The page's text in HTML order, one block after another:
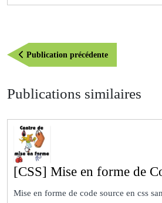
Navigation
de
Publication précédentePublication
précédente
Publications similaires
[CSS] Mise en forme de
Mise en forme de code source en css